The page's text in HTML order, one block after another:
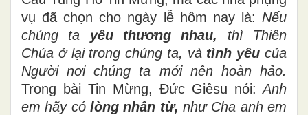
vụ đã chọn cho ngày lễ hôm nay là: Nếu
chúng ta yêu thương nhau,
thì Thiên
Chúa ở lại trong chúng ta, và tình yêu của
Người nơi chúng ta mới nên hoàn hảo.
Trong bài Tin Mừng, Đức Giêsu nói: Anh
em hãy có lòng nhân từ, như Cha anh em